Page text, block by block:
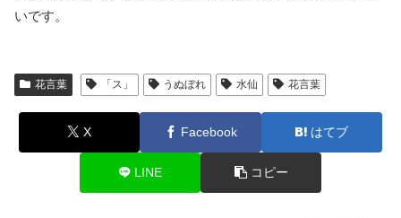
いです。
花言葉 「ス」 うぬぼれ 水仙 花言葉
X Facebook はてブ
LINE コピー